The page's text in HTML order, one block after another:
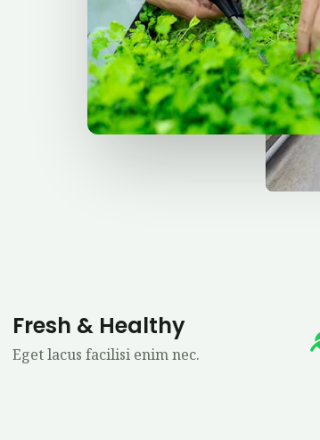
Fresh & Healthy
Eget lacus facilisi enim nec.